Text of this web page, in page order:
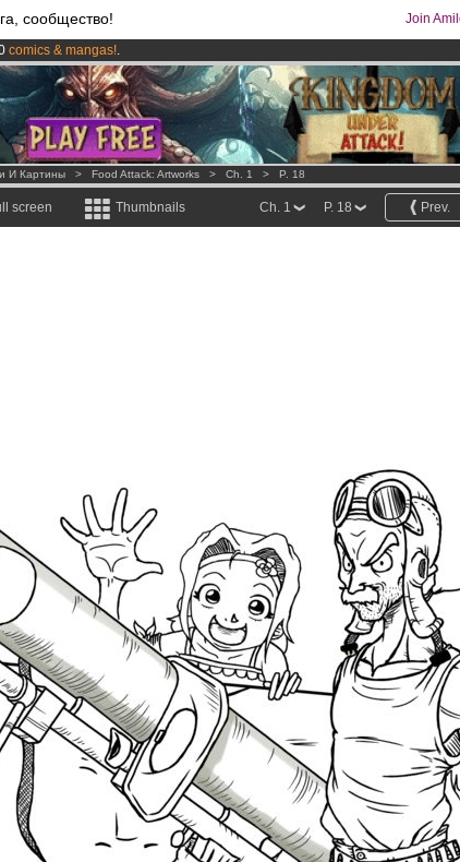
сообщество! Join
comics & mangas!.
per month !Get membership now
И Картины > Food Attack: Artworks > Ch. 1 > P. 18
screen Thumbnails Prev.
P. 18
Ch. 1